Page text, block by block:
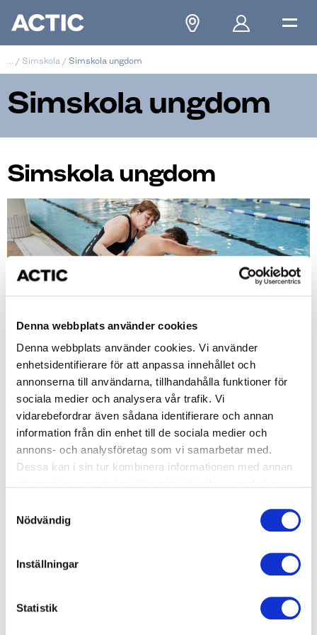
Denna webbplats använder cookies
Denna webbplats använder cookies. Vi använder
enhetsidentifierare för att anpassa innehållet och
annonserna till användarna, tillhandahålla funktioner för
sociala medier och analysera vår trafik. Vi
vidarebefordrar även sådana identifierare och annan
information från din enhet till de sociala medier och
annons- och analysföretag som vi samarbetar med.
Dessa kan i sin tur kombinera informationen med annan
Nödvändig
Inställningar
Statistik
/ Simskola / Simskola ungdom
Simskola ungdom
Simskola ungdom
Inga förkunskaper krävs. Mål: Vi övar vattenvanan och
att tränar tekniken i bröstsim och ryggsim med målet att
bli simkunnig, dvs simma 200 meter varav 50m i
ryggläge.
Okänt fel
Simskola Ungdom